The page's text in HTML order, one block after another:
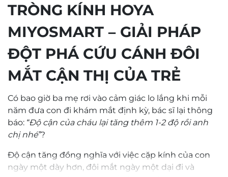
TRÒNG KÍNH HOYA
MIYOSMART – GIẢI PHÁP
ĐỘT PHÁ CỨU CÁNH ĐÔI
MẮT CẬN THỊ CỦA TRẺ
Có bao giờ ba mẹ rơi vào cảm giác lo lắng khi mỗi
năm đưa con đi khám mắt định kỳ, bác sĩ lại thông
báo: “Độ cận của cháu lại tăng thêm 1-2 độ rồi anh
chị nhé”?
Độ cận tăng đồng nghĩa với việc cặp kính của con
ngày một dày hơn, đôi mắt ngày một dại đi và